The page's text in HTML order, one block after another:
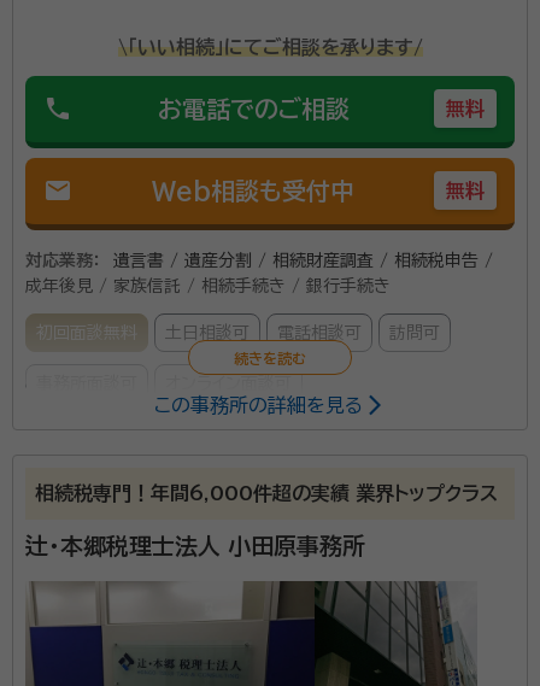
土地評価の見立てだけでなく、金融・保険の実務知識が豊富で
す。 ☆申告期限が迫っている申告にも頼りになる事務所です。
☆仕事が忙しい方には土日や夜間の面談行っていますし、web
によるオンライン打ち合わせもしています。 ☆税務調査対策に有
効といわれている書面添付制度による申告を行っていますし、
複数の申告プランがありますので、ご要望に沿った申告ができ
ます。 ☆令和5年には相鉄線が新横浜に乗り入れ東横線とも接
鑑み相続人間での係争案件はお取り扱いしていません。
税理士、宅地建物取引士
所属団体：東京地方税理士会 神奈川支部
\「いい相続」にてご相談を承ります/
phone お電話でのご相談 無料
mail Web相談も受付中 無料
対応業務：
遺言書 / 遺産分割 / 相続財産調査 / 相続税申告 /
成年後見 / 家族信託 / 相続手続き / 銀行手続き
初回面談無料 土日相談可 電話相談可 訪問可
するまで、お客さまが安心して過ごせるお手伝いをさせ
東京地方税理士会、神奈川県行政書士会
この事務所の詳細を見る
相続税専門！年間6,000件超の実績 業界トップクラス
辻・本郷税理士法人 小田原事務所